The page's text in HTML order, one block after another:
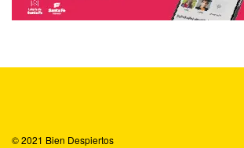
© 2021 Bien Despiertos